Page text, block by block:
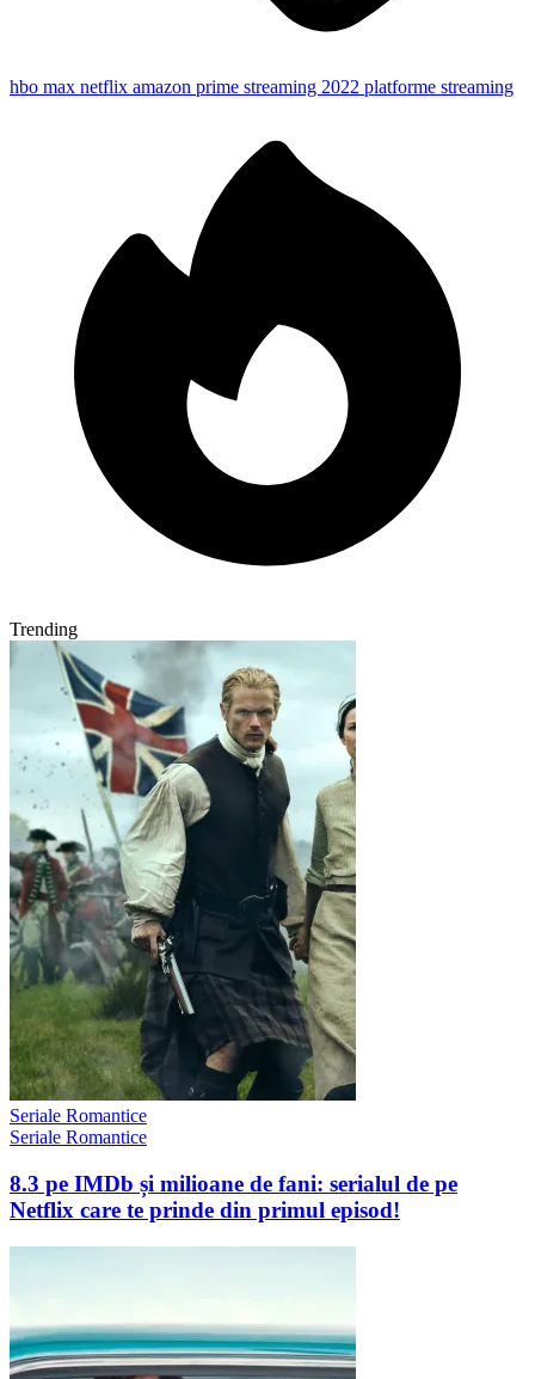
hbo max netflix amazon prime streaming 2022 platforme streaming
Trending
Seriale Romantice
Seriale Romantice
8.3 pe IMDb și milioane de fani: serialul de pe
Netflix care te prinde din primul episod!